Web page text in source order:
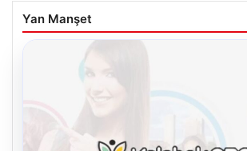
Yan Manşet